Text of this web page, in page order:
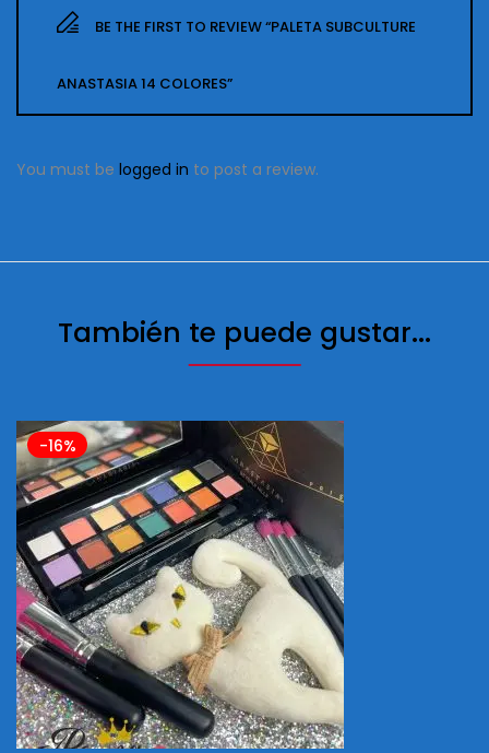
BE THE FIRST TO REVIEW “PALETA SUBCULTURE
ANASTASIA 14 COLORES”
You must be logged in to post a review.
También te puede gustar...
-16%